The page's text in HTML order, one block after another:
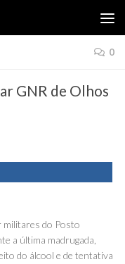
0
GNR de Olhos
militares do Posto
a última madrugada,
do álcool e de tentativa